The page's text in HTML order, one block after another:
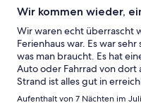
Wir kommen wieder,
Wir waren echt überrascht
Ferienhaus war. Es war
was man braucht. Es hat
Auto oder Fahrrad von dort
Strand ist alles gut in
wieder.
Aufenthalt von 7 Nächten im